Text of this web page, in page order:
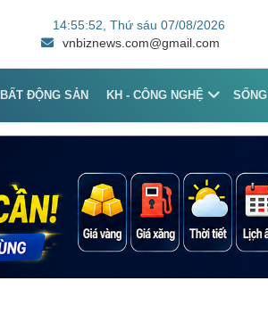
14:55:52 , Thứ sáu 07/08/2026
vnbiznews.com@gmail.com
BẤT ĐỘNG SẢN KH - CÔNG NGHỆ SỐNG